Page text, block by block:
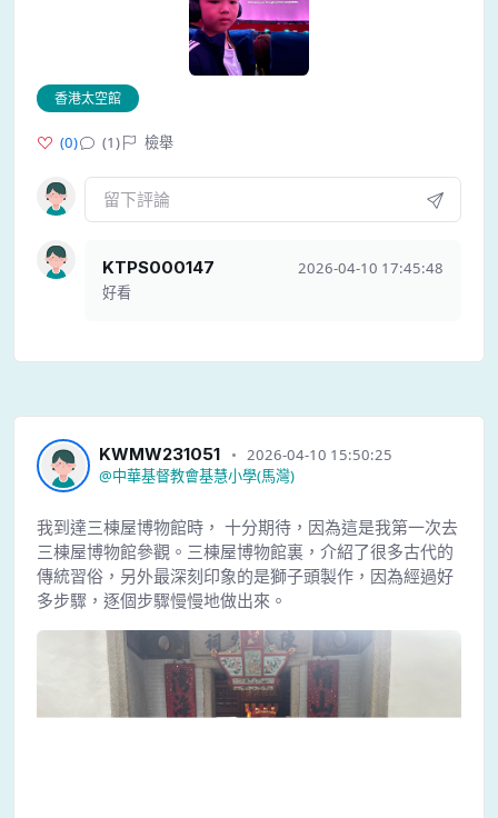
香港太空館
(0) (1) 檢舉
KTPS000147
2026-04-10 17:45:48
好看
KWMW231051
2026-04-10 15:50:25
@中華基督教會基慧小學(馬灣)
我到達三棟屋博物館時， 十分期待，因為這是我第一次去
三棟屋博物館參觀。三棟屋博物館裏，介紹了很多古代的
傳統習俗，另外最深刻印象的是獅子頭製作，因為經過好
多步驟，逐個步驟慢慢地做出來。